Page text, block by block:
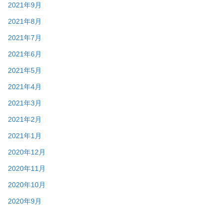
2021年9月
2021年8月
2021年7月
2021年6月
2021年5月
2021年4月
2021年3月
2021年2月
2021年1月
2020年12月
2020年11月
2020年10月
2020年9月